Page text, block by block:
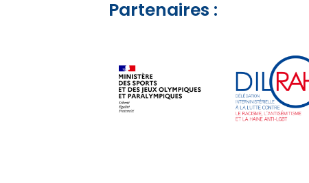
Partenaires :